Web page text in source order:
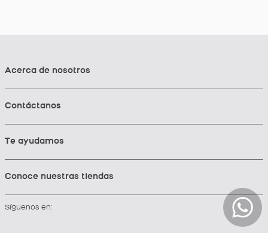
Acerca de nosotros
Contáctanos
Te ayudamos
Conoce nuestras tiendas
Síguenos en: